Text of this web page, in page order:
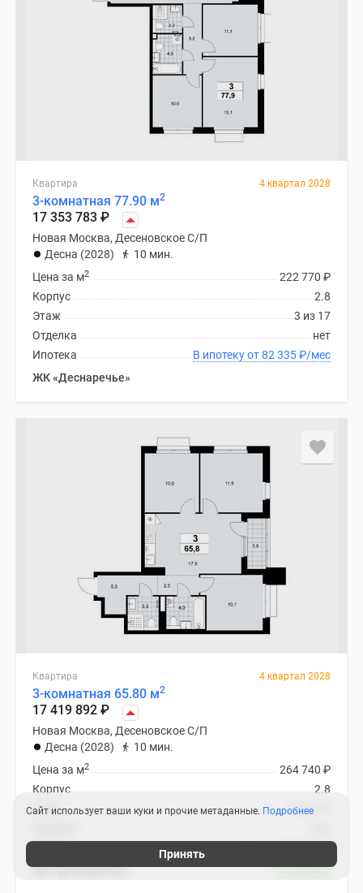
Квартира 4 квартал 2028
3-комнатная 77.90 м2
17 353 783 ₽
Новая Москва, Десеновское С/П
Десна (2028)
10 мин.
222 770 ₽
Цена за м2
2.8
Корпус
3 из 17
Этаж
нет
Отделка
В ипотеку от 82 335₽/мес
Ипотека
ЖК «Деснаречье»
Квартира 4 квартал 2028
3-комнатная 65.80 м2
17 419 892 ₽
Новая Москва, Десеновское С/П
Десна (2028)
10 мин.
264 740 ₽
Цена за м2
2.8
Корпус
13 из 17
Этаж
ЖК «Деснаречье»
4 похожих
Сайт использует ваши куки и прочие метаданные. Подробнее
Принять